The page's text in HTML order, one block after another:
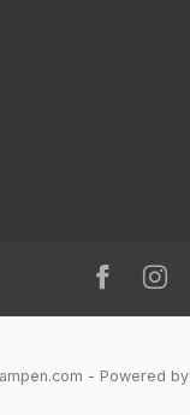
- Powered by